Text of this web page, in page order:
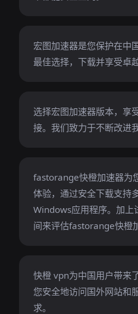
宏图加速器是您保护在中
最佳选择，下载并享受卓
选择宏图加速器版本，享
接。我们致力于不断改进
fastorange快橙加速器为
体验，通过安全下载支持
Windows应用程序。加上
间来评估fastorange快橙
快橙 vpn为中国用户带来
您安全地访问国外网站和
求。